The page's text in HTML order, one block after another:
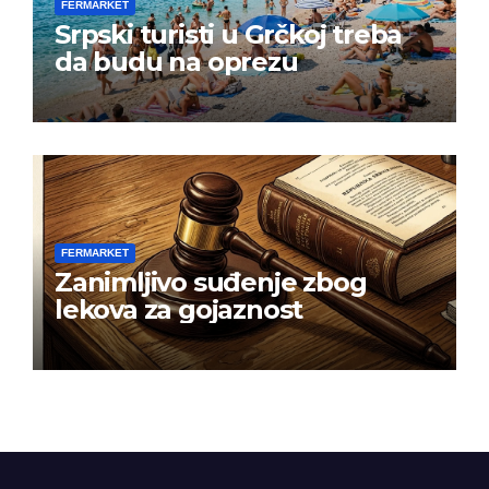
FERMARKET
Srpski turisti u Grčkoj treba
da budu na oprezu
FERMARKET
Zanimljivo suđenje zbog
lekova za gojaznost